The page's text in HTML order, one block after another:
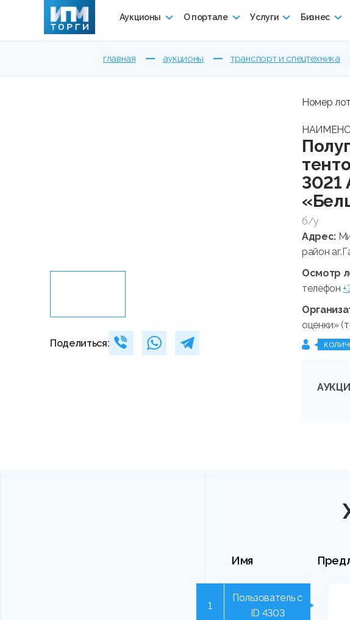
Аукционы О портале Услуги Бизнес
главная аукционы транспорт и спецтехника
Поделиться:
Номер
3021
б/у
Адрес:
район
Осмотр
телефон
оценки»
Имя
1
Пользователь с
ID 4303